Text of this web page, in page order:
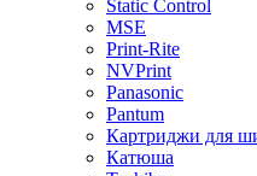
Static Control
MSE
Print-Rite
NVPrint
Panasonic
Pantum
Картриджи для
Катюша